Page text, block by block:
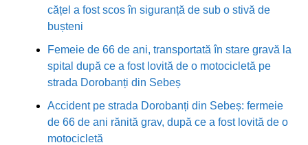
cățel a fost scos în siguranță de sub o stivă de
bușteni
Femeie de 66 de ani, transportată în stare gravă la
spital după ce a fost lovită de o motocicletă pe
strada Dorobanți din Sebeș
Accident pe strada Dorobanți din Sebeș: fermeie
de 66 de ani rănită grav, după ce a fost lovită de o
motocicletă